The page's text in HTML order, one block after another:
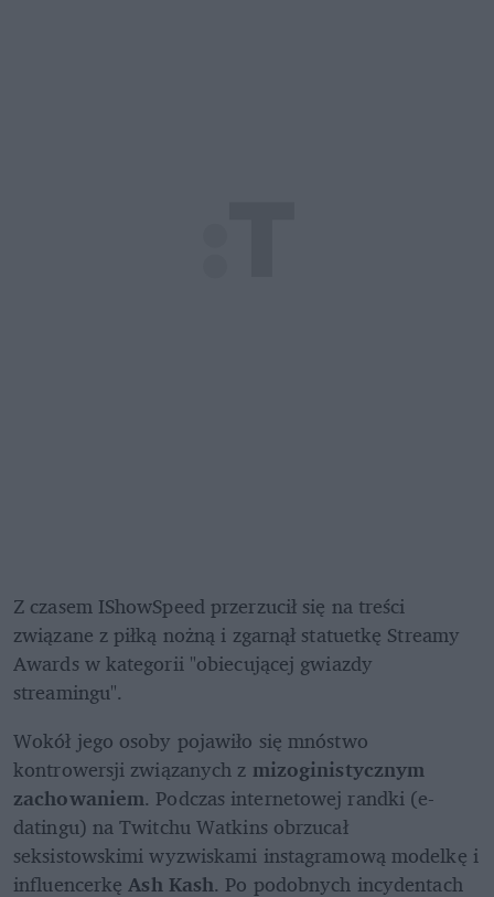
Z czasem IShowSpeed przerzucił się na treści
związane z piłką nożną i zgarnął statuetkę Streamy
Awards w kategorii "obiecującej gwiazdy
streamingu".
Wokół jego osoby pojawiło się mnóstwo
kontrowersji związanych z mizoginistycznym
zachowaniem. Podczas internetowej randki (e-
datingu) na Twitchu Watkins obrzucał
seksistowskimi wyzwiskami instagramową modelkę i
influencerkę Ash Kash. Po podobnych incydentach